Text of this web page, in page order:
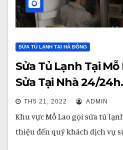
SỬA TỦ LẠNH TẠI HÀ ĐÔNG
Sửa Tủ Lạnh Tại Mỗ
Sửa Tại Nhà 24/24h.
TH5 21, 2022 ADMIN
Khu vực Mỗ Lao gọi sửa tủ
thiệu đến quý khách dịch vụ